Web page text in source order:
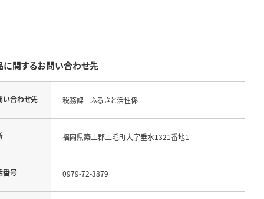
に関するお問い合わせ先
い合わせ先 税務課 ふるさと活性係
福岡県築上郡上毛町大字垂水1321番地1
番号 0979-72-3879